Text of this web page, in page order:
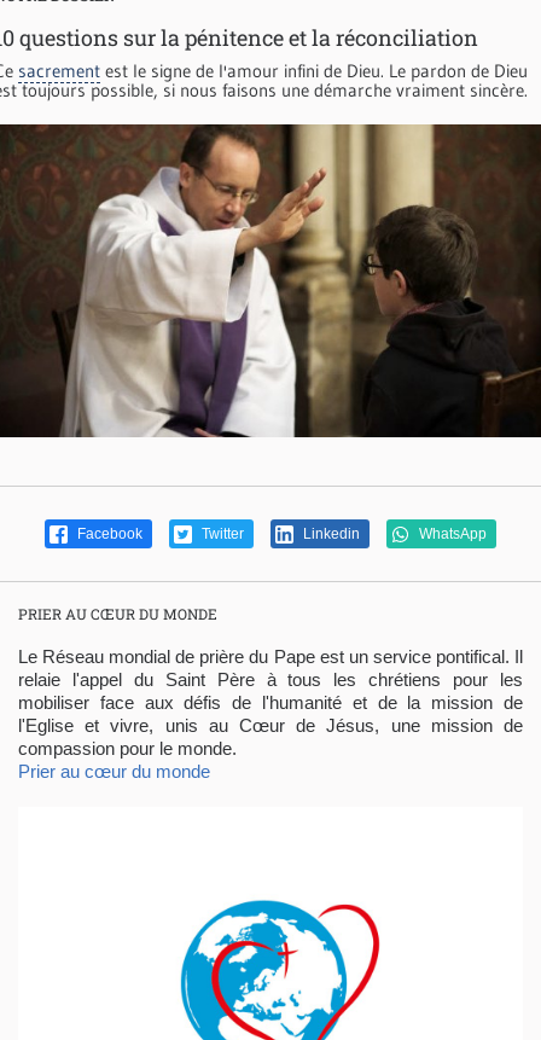
questions sur la pénitence et la réconciliation
sacrement est le signe de l'amour infini de Dieu. Le pardon de Dieu
toujours possible, si nous faisons une démarche vraiment sincère.
Facebook Twitter Linkedin WhatsApp
PRIER AU CŒUR DU MONDE
Le Réseau mondial de prière du Pape est un service pontifical. Il
relaie l'appel du Saint Père à tous les chrétiens pour les
mobiliser face aux défis de l'humanité et de la mission de
l'Eglise et vivre, unis au Cœur de Jésus, une mission de
compassion pour le monde.
Prier au cœur du monde